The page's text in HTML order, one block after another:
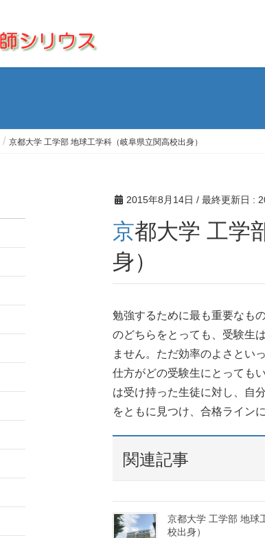
京都大学 工学部 地球工学科（岐阜県立関高校出身）
2015年8月14日 / 最終更新日 :
京都大学 工学部 地球工学科（岐阜県立関高校出
身）
勉強するために最も重要なも
のどちらをとっても、受験生
ません。ただ効率のよさとい
仕方がどの受験生にとっても
は受け持った生徒に対し、自
をともに見つけ、合格ライン
関連記事
京都大学 工学部 地球
校出身）